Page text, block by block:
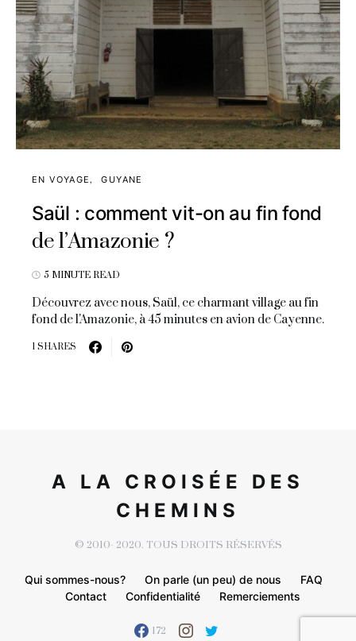
EN VOYAGE GUYANE
Saül : comment vit-on au fin fond
de l’Amazonie ?
5 MINUTE READ
Découvrez avec nous, Saül, ce charmant village au fin
fond de l'Amazonie, à 45 minutes en avion de Cayenne.
1 SHARES
A LA CROISÉE DES
CHEMINS
© 2010- 2020. TOUS DROITS RÉSERVÉS
Qui sommes-nous? On parle (un peu) de nous
FAQ
Contact
Confidentialité Remerciements
172